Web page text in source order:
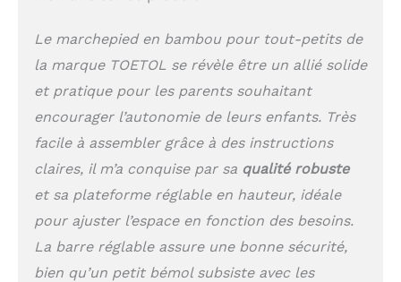
permettent la hauteur
parfaite pour les
enfants de tous âges,
la croissance de vos
enfants. La barre
transversale réglable à 2
niveaux avec anneaux
peut répondre aux
besoins des enfants
Antidérapant 1+6 : le
grand tapis
Le marchepied en bambou pour tout-petits de
la marque TOETOL se révèle être un allié solide
et pratique pour les parents souhaitant
encourager l’autonomie de leurs enfants. Très
facile à assembler grâce à des instructions
claires, il m’a conquise par sa qualité robuste
et sa plateforme réglable en hauteur, idéale
pour ajuster l’espace en fonction des besoins.
La barre réglable assure une bonne sécurité,
bien qu’un petit bémol subsiste avec les